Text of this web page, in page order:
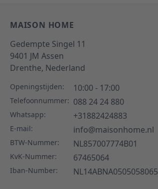
MAISON HOME
Gedempte Singel 11
9401 JM Assen
Drenthe, Nederland
Openingstijden: 10:00 - 17:00
Telefoonnummer: 088 24 24 880
Whatsapp: +31882424883
E-mail: info@maisonhome.nl
BTW-Nummer: NL857007774B01
KvK-Nummer: 67465064
Iban-Number: NL14ABNA0505058065